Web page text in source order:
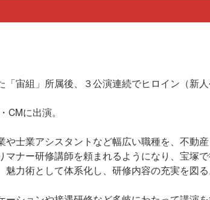
所属後、３公演連続でヒロイン（新人公
に出演。
士業アシスタントなど幅広い職種を、不動
ナー研修講師を頼まれるようになり、宝塚
力術として体系化し、研修内容の充実を図る